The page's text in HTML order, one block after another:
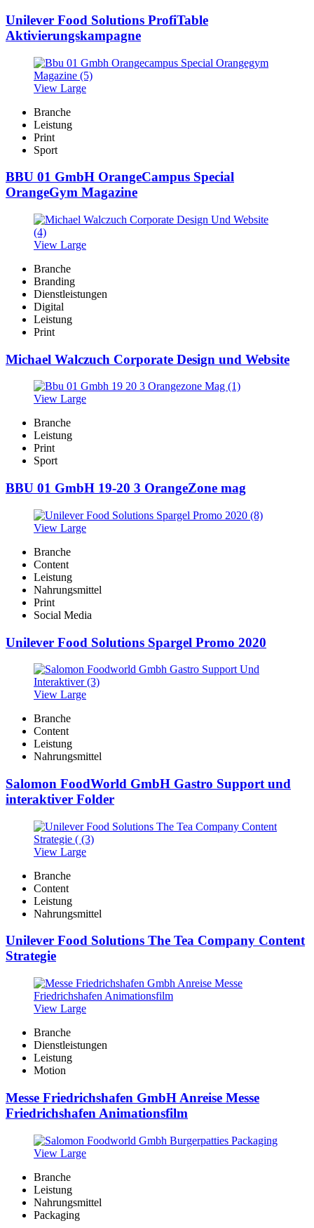
Unilever Food Solutions ProfiTable
Aktivierungskampagne
View Large
Branche
Leistung
Print
Sport
BBU 01 GmbH OrangeCampus Special
OrangeGym Magazine
View Large
Branche
Branding
Dienstleistungen
Digital
Leistung
Print
Michael Walczuch Corporate Design und Website
View Large
Branche
Leistung
Print
Sport
BBU 01 GmbH 19-20 3 OrangeZone mag
View Large
Branche
Content
Leistung
Nahrungsmittel
Print
Social Media
Unilever Food Solutions Spargel Promo 2020
View Large
Branche
Content
Leistung
Nahrungsmittel
Salomon FoodWorld GmbH Gastro Support und
interaktiver Folder
View Large
Branche
Content
Leistung
Nahrungsmittel
Unilever Food Solutions The Tea Company Content
Strategie
View Large
Branche
Dienstleistungen
Leistung
Motion
Messe Friedrichshafen GmbH Anreise Messe
Friedrichshafen Animationsfilm
View Large
Branche
Leistung
Nahrungsmittel
Packaging